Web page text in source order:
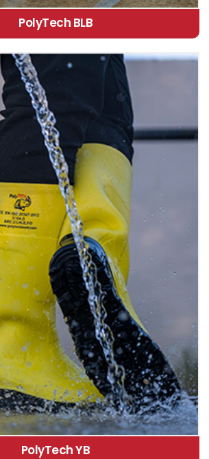
PolyTech BLB
PolyTech YB